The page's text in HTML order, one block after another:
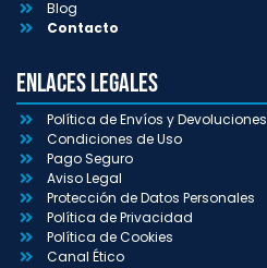
Blog
Contacto
Enlaces Legales
Política de Envíos y Devoluciones
Condiciones de Uso
Pago Seguro
Aviso Legal
Protección de Datos Personales
Política de Privacidad
Política de Cookies
Canal Ético